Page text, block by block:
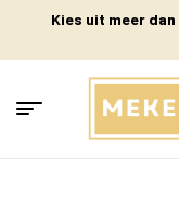
Kies uit meer